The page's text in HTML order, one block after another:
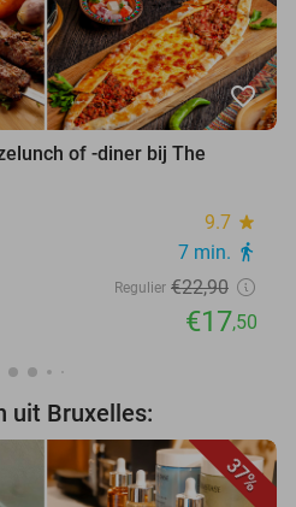
favorite_border
of -diner bij The
9.7 star
7 min. directions_walk
Regulier €22,90
€17,50
uit Bruxelles:
37%